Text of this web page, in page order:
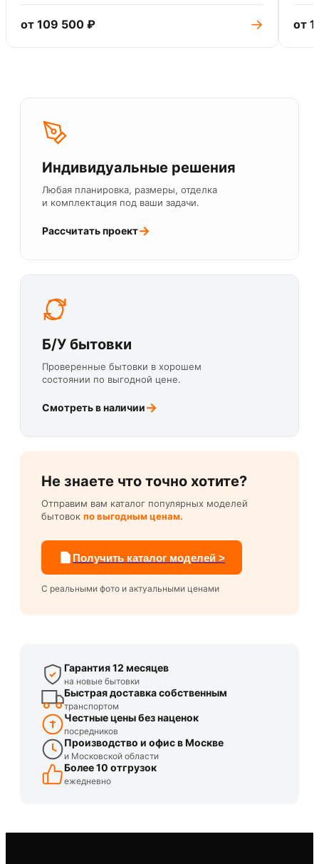
от 109 500 ₽ → от
Индивидуальные решения
Любая планировка, размеры, отделка
и комплектация под ваши задачи.
Рассчитать проект→
Б/У бытовки
Проверенные бытовки в хорошем
состоянии по выгодной цене.
Смотреть в наличии→
Не знаете что точно хотите?
Отправим вам каталог популярных моделей
бытовок по выгодным ценам.
Получить каталог моделей >
С реальными фото и актуальными ценами
Гарантия 12 месяцев
на новые бытовки
Быстрая доставка собственным
транспортом
Честные цены без наценок
посредников
Производство и офис в Москве
и Московской области
Более 10 отгрузок
ежедневно